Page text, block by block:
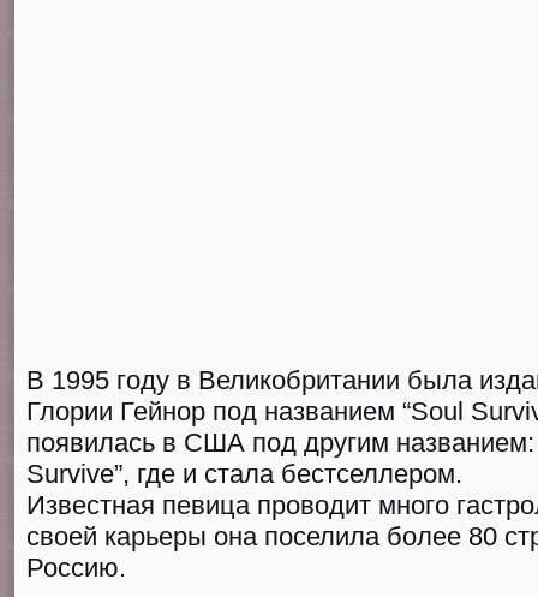
В 1995 году в Великобритании была
Глории Гейнор под названием “Sоul
появилась в США под другим названием:
Survivе”, где и стала бестселлером.
Известная певица проводит много
своей карьеры она поселила более 80
Россию.